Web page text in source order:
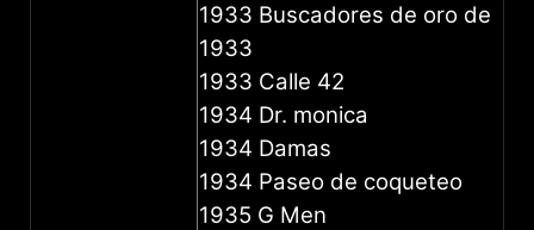
1933 Buscadores de oro de
1933
1933 Calle 42
1934 Dr. monica
1934 Damas
1934 Paseo de coqueteo
1935 G Men